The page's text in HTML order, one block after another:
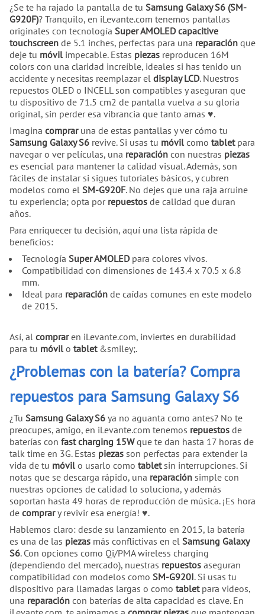
¿Se te ha rajado la pantalla de tu Samsung Galaxy S6 (SM-
G920F)? Tranquilo, en iLevante.com tenemos pantallas
originales con tecnología Super AMOLED capacitive
touchscreen de 5.1 inches, perfectas para una reparación que
deje tu móvil impecable. Estas piezas reproducen 16M
colors con una claridad increíble, ideales si has tenido un
accidente y necesitas reemplazar el display LCD. Nuestros
repuestos OLED o INCELL son compatibles y aseguran que
tu dispositivo de 71.5 cm2 de pantalla vuelva a su gloria
original, sin perder esa vibrancia que tanto amas ♥.
Imagina compraruna de estas pantallas y ver cómo tu
Samsung Galaxy S6 revive. Si usas tu móvil como tabletpara
navegar o ver películas, una reparación con nuestras piezas
es esencial para mantener la calidad visual. Además, son
fáciles de instalar si sigues tutoriales básicos, y cubren
modelos como el SM-G920F. No dejes que una raja arruine
tu experiencia; opta por repuestos de calidad que duran
años.
Para enriquecer tu decisión, aquí una lista rápida de
beneficios:
Tecnología Super AMOLEDpara colores vivos.
Compatibilidad con dimensiones de 143.4 x 70.5 x 6.8
mm.
Ideal para reparaciónde caídas comunes en este modelo
de 2015.
Así, al compraren iLevante.com, inviertes en durabilidad
para tu móvil o tablet&smiley;.
¿Problemas con la batería? Compra
repuestos para Samsung Galaxy S6
¿Tu Samsung Galaxy S6 ya no aguanta como antes? No te
preocupes, amigo, en iLevante.com tenemos repuestos de
baterías con fast charging 15Wque te dan hasta 17 horas de
talk time en 3G. Estas piezas son perfectas para extender la
vida de tu móvil o usarlo como tabletsin interrupciones. Si
notas que se descarga rápido, una reparación simple con
nuestras opciones de calidad lo soluciona, y además
soportan hasta 49 horas de reproducción de música. ¡Es hora
de comprary revivir esa energía! ♥.
Hablemos claro: desde su lanzamiento en 2015, la batería
es una de las piezas más conflictivas en el Samsung Galaxy
S6. Con opciones como Qi/PMA wireless charging
(dependiendo del mercado), nuestras repuestos aseguran
compatibilidad con modelos como SM-G920I. Si usas tu
dispositivo para llamadas largas o como tabletpara videos,
una reparación con baterías de alta capacidad es clave. En